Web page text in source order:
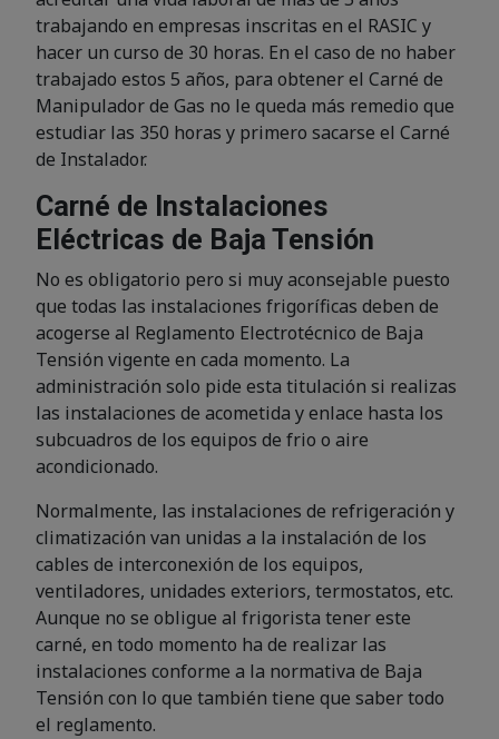
trabajando en empresas inscritas en el RASIC y
hacer un curso de 30 horas. En el caso de no haber
trabajado estos 5 años, para obtener el Carné de
Manipulador de Gas no le queda más remedio que
estudiar las 350 horas y primero sacarse el Carné
de Instalador.
Carné de Instalaciones
Eléctricas de Baja Tensión
No es obligatorio pero si muy aconsejable puesto
que todas las instalaciones frigoríficas deben de
acogerse al Reglamento Electrotécnico de Baja
Tensión vigente en cada momento. La
administración solo pide esta titulación si realizas
las instalaciones de acometida y enlace hasta los
subcuadros de los equipos de frio o aire
acondicionado.
Normalmente, las instalaciones de refrigeración y
climatización van unidas a la instalación de los
cables de interconexión de los equipos,
ventiladores, unidades exteriors, termostatos, etc.
Aunque no se obligue al frigorista tener este
carné, en todo momento ha de realizar las
instalaciones conforme a la normativa de Baja
Tensión con lo que también tiene que saber todo
el reglamento.